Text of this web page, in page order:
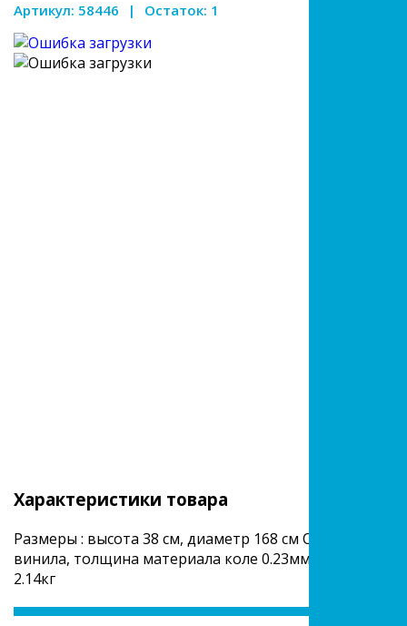
Артикул: 58446 | Остаток: 1
Характеристики товара
Размеры : высота 38 см, диаметр 168 см Объем: 481 л
винила, толщина материала коле 0.23мм, толщина
2.14кг